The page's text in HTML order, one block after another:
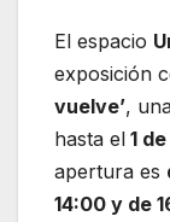
El espacio
exposición
vuelve’,
hasta el 1
apertura es
14:00 y de